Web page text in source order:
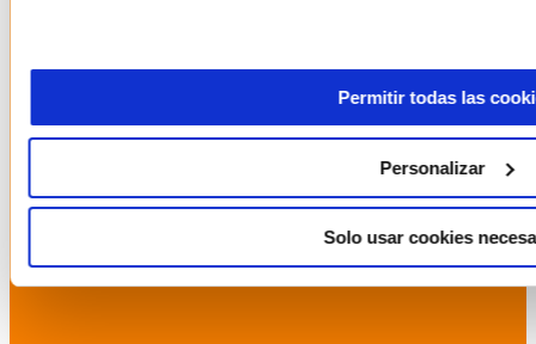
Permitir todas las
Personalizar
Solo usar cookies